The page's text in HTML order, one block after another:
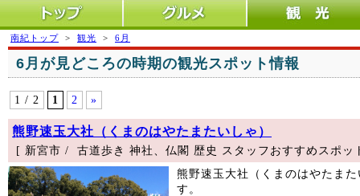
トップ グルメ 観光
南紀トップ > 観光 > 6月
6月が見どころの時期の観光スポット情報
1 / 2 1 2 »
熊野速玉大社（くまのはやたまたいしゃ）
[ 新宮市 / 古道歩き 神社、仏閣 歴史 スタッフおすすめスポッ
熊野速玉大社（くまのはやたま
す。